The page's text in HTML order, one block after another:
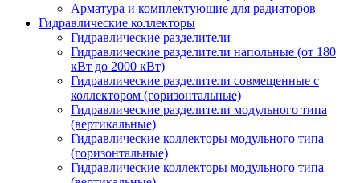
Арматура и комплектующие для радиаторов
Гидравлические коллекторы
Гидравлические разделители
Гидравлические разделители напольные (от 180
кВт до 2000 кВт)
Гидравлические разделители совмещенные с
коллектором (горизонтальные)
Гидравлические разделители модульного типа
(вертикальные)
Гидравлические коллекторы модульного типа
(горизонтальные)
Гидравлические коллекторы модульного типа